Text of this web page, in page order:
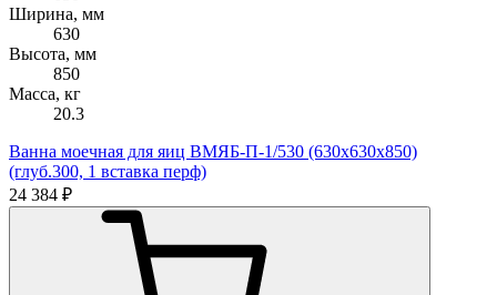
Ширина, мм
630
Высота, мм
850
Масса, кг
20.3
Ванна моечная для яиц ВМЯБ-П-1/530 (630х630х850)
(глуб.300, 1 вставка перф)
24 384 ₽